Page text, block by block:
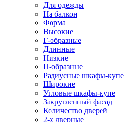
Для одежды
На балкон
Форма
Высокие
Г-образные
Длинные
Низкие
П-образные
Радиусные шкафы-купе
Широкие
Угловые шкафы-купе
Закругленный фасад
Количество дверей
2-х дверные